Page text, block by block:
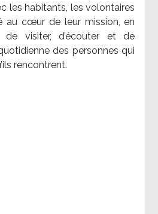
les habitants, les volontaires
au cœur de leur mission, en
visiter, d’écouter et de
des personnes qui
rencontrent.